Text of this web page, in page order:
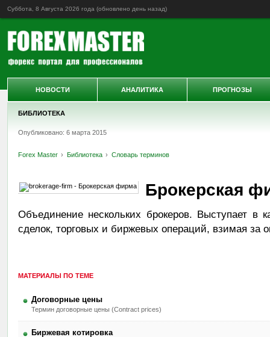
Суббота, 8 Августа 2026 года (обновлено день назад)
БИБЛИОТЕКА
Опубликовано: 6 марта 2015
Forex Master Библиотека Словарь терминов
Брокерская
Объединение нескольких брокеров. Выступает в
сделок, торговых и биржевых операций, взимая за
МАТЕРИАЛЫ ПО ТЕМЕ
Договорные цены
Термин договорные цены (Contract prices)
Биржевая котировка
НОВОСТИ АНАЛИТИКА ПРОГНОЗЫ